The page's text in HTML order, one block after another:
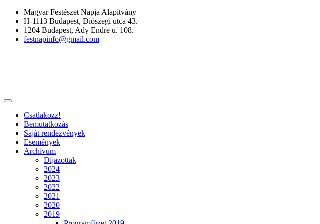
Skip
content
Magyar Festészet Napja Alapítvány
H-1113 Budapest, Diószegi utca 43.
1204 Budapest, Ady Endre u. 108.
festnapinfo@gmail.com
Magyar Festészet Napja
mfn
Csatlakozz!
Bemutatkozás
Saját rendezvények
Események
Archívum
Díjazottak
2024
2023
2022
2021
2020
2019